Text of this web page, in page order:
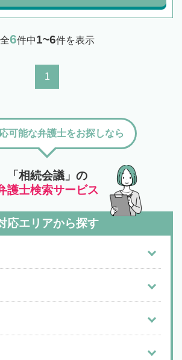
全6件中1~6件を表示
1
「相続会議」の
護士検索サービス
可能な弁護士をお探しなら
応エリアから探す